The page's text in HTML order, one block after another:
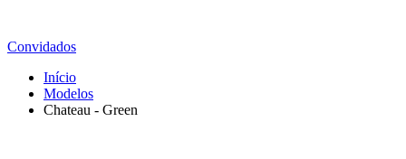
Convidados
Início
Modelos
Chateau - Green